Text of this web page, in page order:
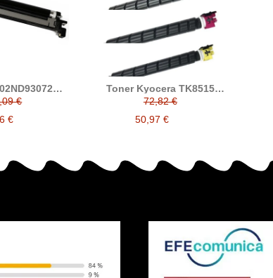
DK8555
€
€
Toner Kyocera TK8515
compatible reemplaza a TK-
8515 / 1T02ND0NL0 /
1T02NDCNL0 /
1T02NDBNL0 /
72,82 €
50,97 €